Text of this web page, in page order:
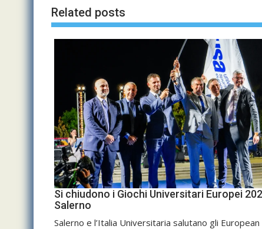
Related posts
Si chiudono i Giochi Universitari Europei
Salerno
Salerno e l’Italia Universitaria salutano gli European